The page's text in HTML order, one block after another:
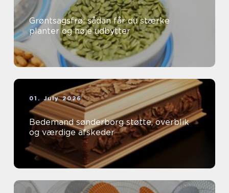
Grøntsagsfrø: sådan får du stærke
planter og høje udbytter
01. July 2026
Bedemand sønderborg støtte, overblik
og værdige afskeder